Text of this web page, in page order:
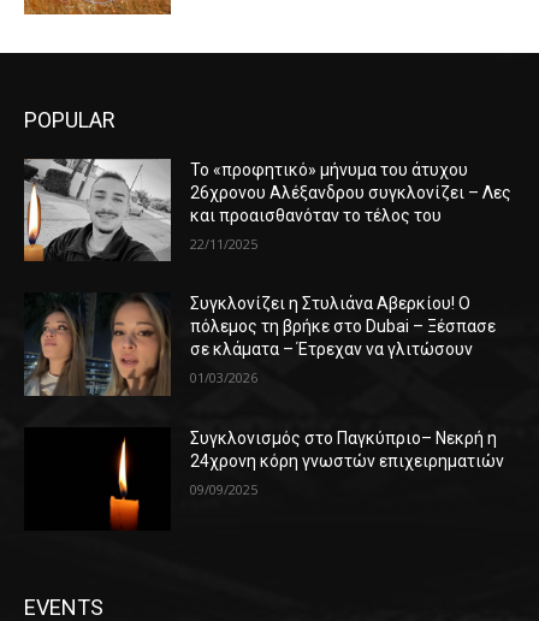
POPULAR
Το «προφητικό» μήνυμα του άτυχου
26χρονου Αλέξανδρου συγκλονίζει – Λες
και προαισθανόταν το τέλος του
22/11/2025
Συγκλονίζει η Στυλιάνα Αβερκίου! Ο
πόλεμος τη βρήκε στο Dubai – Ξέσπασε
σε κλάματα – Έτρεχαν να γλιτώσουν
01/03/2026
Συγκλονισμός στο Παγκύπριο– Νεκρή η
24χρονη κόρη γνωστών επιχειρηματιών
09/09/2025
EVENTS